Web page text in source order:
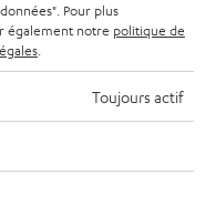
de frappe et d’autres
font pas partie du contenu de
Pour plus
également notre politique de
Toujours actif